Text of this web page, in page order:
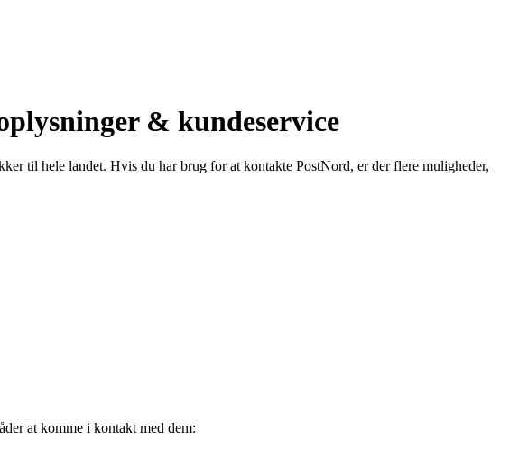
& kundeservice
til hele landet. Hvis du har brug for at kontakte PostNord, er der flere muligheder,
at komme i kontakt med dem: